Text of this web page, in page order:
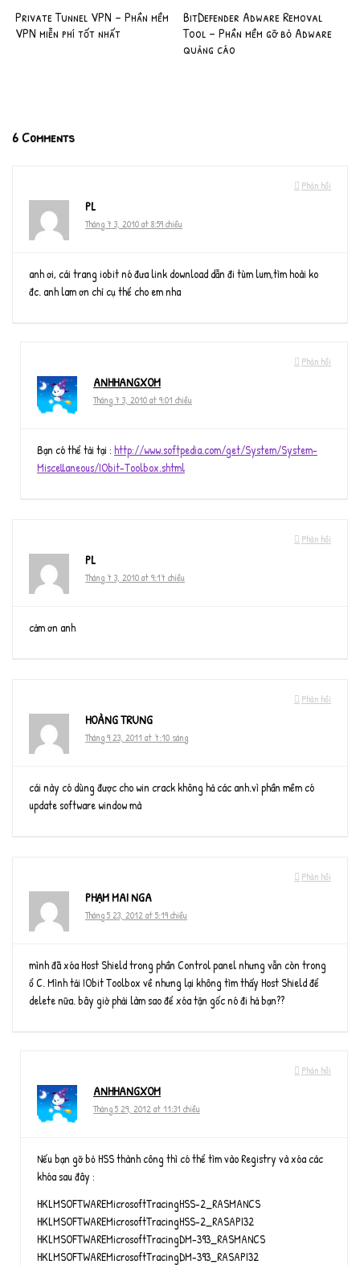
Private Tunnel VPN – Phần mềm
VPN miễn phí tốt nhất
BitDefender Adware Removal
Tool – Phần mềm gỡ bỏ Adware
quảng cáo
6 Comments
Phản hồi
PL
Tháng 7 3, 2010 at 8:59 chiều
anh ơi, cái trang iobit nó đưa link download dẫn đi tùm lum,tìm hoài ko
đc. anh lam ơn chỉ cụ thể cho em nha
Phản hồi
ANHHANGXOM
Tháng 7 3, 2010 at 9:01 chiều
Bạn có thể tải tại : http://www.softpedia.com/get/System/System-
Miscellaneous/IObit-Toolbox.shtml
Phản hồi
PL
Tháng 7 3, 2010 at 9:17 chiều
cảm ơn anh
Phản hồi
HOÀNG TRUNG
Tháng 9 23, 2011 at 7:10 sáng
cái này có dùng được cho win crack không hả các anh.vì phần mềm có
update software window mà
Phản hồi
PHẠM MAI NGA
Tháng 5 23, 2012 at 5:19 chiều
mình đã xóa Host Shield trong phần Control panel nhưng vẫn còn trong
ổ C. Mình tải IObit Toolbox về nhưng lại không tìm thấy Host Shield để
delete nữa. bây giờ phải làm sao để xóa tận gốc nó đi hả bạn??
Phản hồi
ANHHANGXOM
Tháng 5 29, 2012 at 11:31 chiều
Nếu bạn gỡ bỏ HSS thành công thì có thể tìm vào Registry và xóa các
khóa sau đây :
HKLMSOFTWAREMicrosoftTracingHSS-2_RASMANCS
HKLMSOFTWAREMicrosoftTracingHSS-2_RASAPI32
HKLMSOFTWAREMicrosoftTracingDM-393_RASMANCS
HKLMSOFTWAREMicrosoftTracingDM-393_RASAPI32